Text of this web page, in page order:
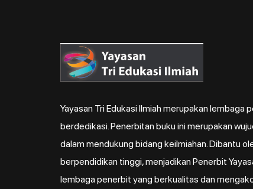
Yayasan Tri Edukasi Ilmiah merupakan lembaga
berdedikasi. Penerbitan buku ini merupakan
dalam mendukung bidang keilmiahan. Dibantu
berpendidikan tinggi, menjadikan Penerbit
lembaga penerbit yang berkualitas dan